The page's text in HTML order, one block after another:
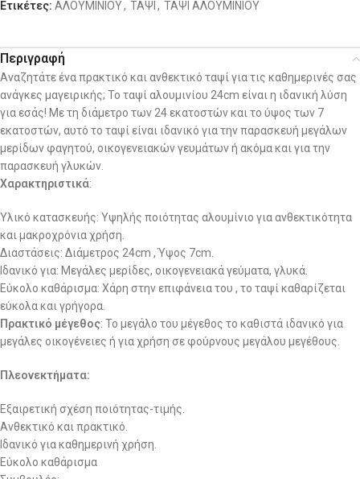
Ετικέτες: ΑΛΟΥΜΙΝΙΟΥ, ΤΑΨΙ , ΤΑΨΙ ΑΛΟΥΜΙΝΙΟΥ
Περιγραφή
Αναζητάτε ένα πρακτικό και ανθεκτικό ταψί για τις καθημερινές σας
ανάγκες μαγειρικής; Το ταψί αλουμινίου 24cm είναι η ιδανική λύση
για εσάς! Με τη διάμετρο των 24 εκατοστών και το ύψος των 7
εκατοστών, αυτό το ταψί είναι ιδανικό για την παρασκευή μεγάλων
μερίδων φαγητού, οικογενειακών γευμάτων ή ακόμα και για την
παρασκευή γλυκών.
Χαρακτηριστικά:
Υλικό κατασκευής: Υψηλής ποιότητας αλουμίνιο για ανθεκτικότητα
και μακροχρόνια χρήση.
Διαστάσεις: Διάμετρος 24cm , Ύψος 7cm.
Ιδανικό για: Μεγάλες μερίδες, οικογενειακά γεύματα, γλυκά.
Εύκολο καθάρισμα: Χάρη στην επιφάνεια του , το ταψί καθαρίζεται
εύκολα και γρήγορα.
Πρακτικό μέγεθος: Το μεγάλο του μέγεθος το καθιστά ιδανικό για
μεγάλες οικογένειες ή για χρήση σε φούρνους μεγάλου μεγέθους.
Πλεονεκτήματα:
Εξαιρετική σχέση ποιότητας-τιμής.
Ανθεκτικό και πρακτικό.
Ιδανικό για καθημερινή χρήση.
Εύκολο καθάρισμα